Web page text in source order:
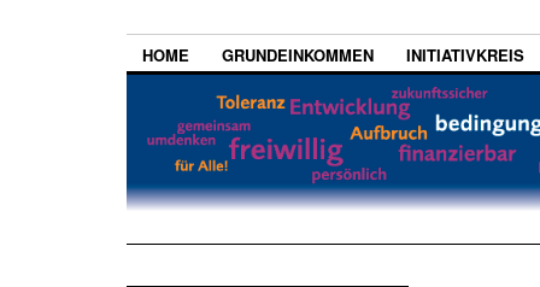
HOME GRUNDEINKOMMEN INITIATIVKREIS